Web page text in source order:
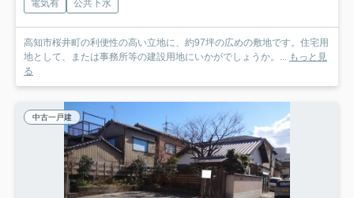
電気有 公共下水
高知市桜井町の利便性の高い立地に、約97坪の広めの敷地です。住宅用
地として、または事務所等の建設用地にいかがでしょうか。... もっと見
る
中古一戸建